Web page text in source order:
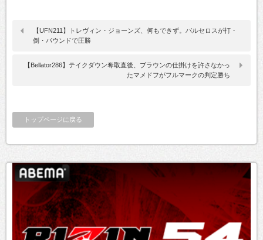
【UFN211】トレヴィン・ジョーンズ、何もできず。バルセロスが打・
倒・パウンドで圧勝
【Bellator286】テイクダウン奪取直後、ブラウンの仕掛けを許さなかっ
たマメドフがフルマークの判定勝ち
トップページに戻る